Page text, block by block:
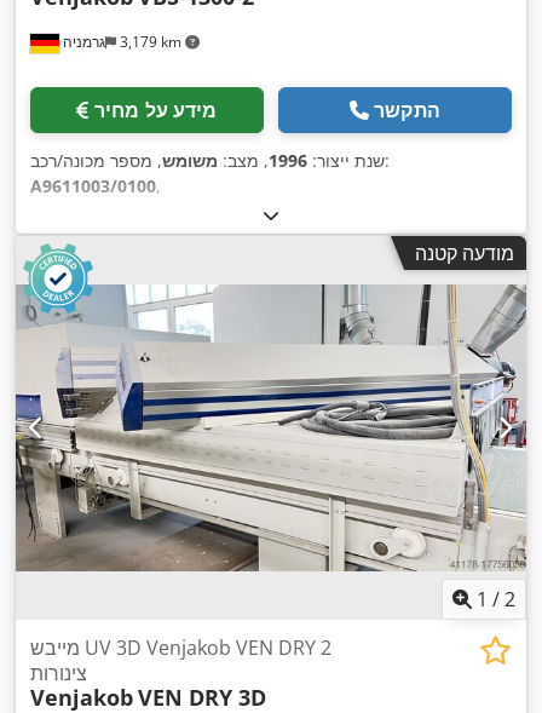
גרמניה 3,179 km
מידע על מחיר התקשר
שנת ייצור: 1996, מצב: משומש
, מספר מכונה/רכב:
A9611003/0100,
מודעה קטנה
1 /2
מייבש UV 3D Venjakob VEN DRY 2
צינורות
VenjakobVEN DRY 3D